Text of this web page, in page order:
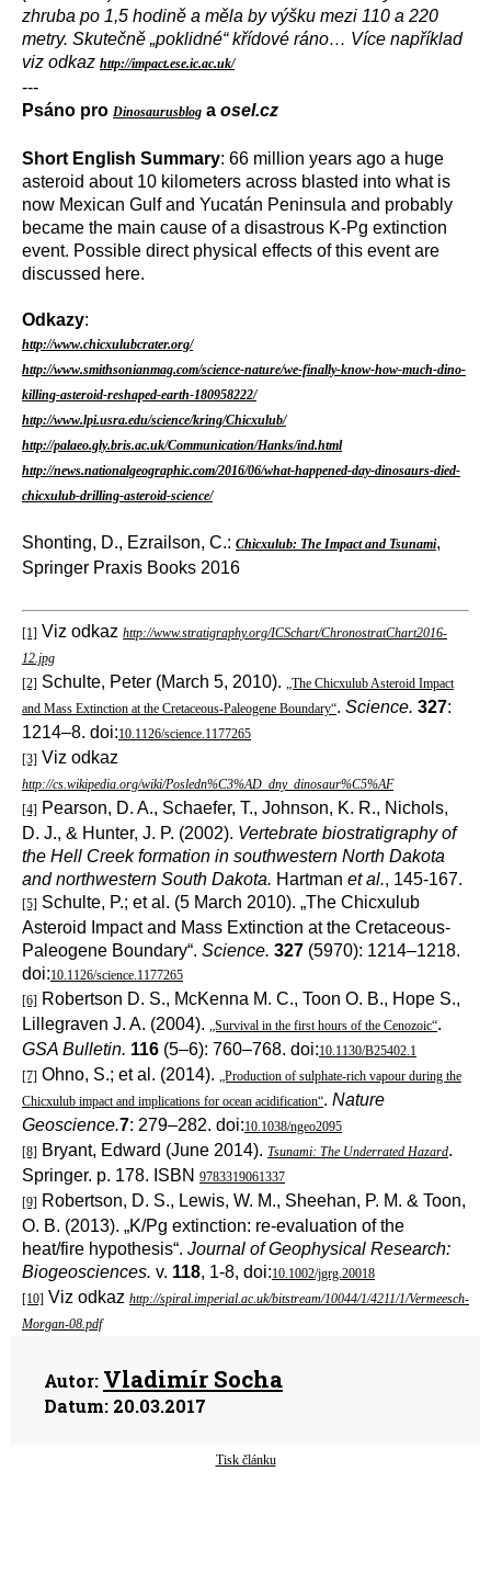
zhruba po 1,5 hodině a měla by výšku mezi 110 a 220
metry. Skutečně „poklidné“ křídové ráno… Více například
viz odkaz http://impact.ese.ic.ac.uk/
---
Psáno pro Dinosaurusblog a osel.cz
Short English Summary: 66 million years ago a huge
asteroid about 10 kilometers across blasted into what is
now Mexican Gulf and Yucatán Peninsula and probably
became the main cause of a disastrous K-Pg extinction
event. Possible direct physical effects of this event are
discussed here.
Odkazy:
http://www.chicxulubcrater.org/
http://www.smithsonianmag.com/science-nature/we-finally-know-how-much-dino-
killing-asteroid-reshaped-earth-180958222/
http://www.lpi.usra.edu/science/kring/Chicxulub/
http://palaeo.gly.bris.ac.uk/Communication/Hanks/ind.html
http://news.nationalgeographic.com/2016/06/what-happened-day-dinosaurs-died-
chicxulub-drilling-asteroid-science/
Shonting, D., Ezrailson, C.: Chicxulub: The Impact and Tsunami,
Springer Praxis Books 2016
[1] Viz odkaz http://www.stratigraphy.org/ICSchart/ChronostratChart2016-
12.jpg
[2] Schulte, Peter (March 5, 2010). „The Chicxulub Asteroid Impact
and Mass Extinction at the Cretaceous-Paleogene Boundary“. Science. 327:
1214–8. doi:10.1126/science.1177265
[3] Viz odkaz
http://cs.wikipedia.org/wiki/Posledn%C3%AD_dny_dinosaur%C5%AF
[4] Pearson, D. A., Schaefer, T., Johnson, K. R., Nichols,
D. J., & Hunter, J. P. (2002). Vertebrate biostratigraphy of
the Hell Creek formation in southwestern North Dakota
and northwestern South Dakota. Hartman et al., 145-167.
[5] Schulte, P.; et al. (5 March 2010). „The Chicxulub
Asteroid Impact and Mass Extinction at the Cretaceous-
Paleogene Boundary“. Science. 327 (5970): 1214–1218.
doi:10.1126/science.1177265
[6] Robertson D. S., McKenna M. C., Toon O. B., Hope S.,
Lillegraven J. A. (2004). „Survival in the first hours of the Cenozoic“.
GSA Bulletin. 116 (5–6): 760–768. doi:10.1130/B25402.1
[7] Ohno, S.; et al. (2014). „Production of sulphate-rich vapour during the
Chicxulub impact and implications for ocean acidification“. Nature
Geoscience.7: 279–282. doi:10.1038/ngeo2095
[8] Bryant, Edward (June 2014). Tsunami: The Underrated Hazard.
Springer. p. 178. ISBN 9783319061337
[9] Robertson, D. S., Lewis, W. M., Sheehan, P. M. & Toon,
O. B. (2013). „K/Pg extinction: re-evaluation of the
heat/fire hypothesis“. Journal of Geophysical Research:
Biogeosciences. v. 118, 1-8, doi:10.1002/jgrg.20018
[10] Viz odkaz http://spiral.imperial.ac.uk/bitstream/10044/1/4211/1/Vermeesch-
Morgan-08.pdf
Autor: Vladimír Socha
Datum: 20.03.2017
Tisk článku